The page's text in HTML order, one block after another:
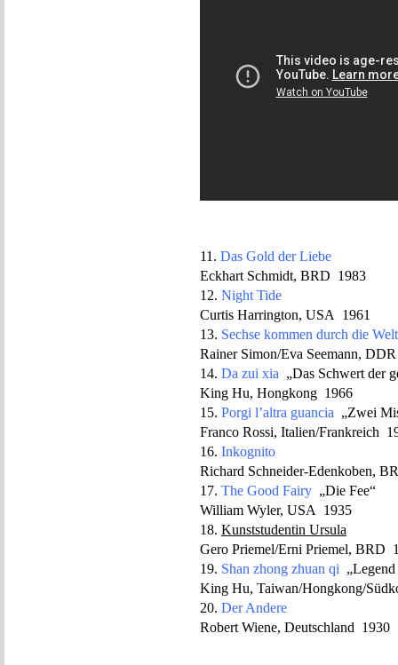
11. Das Gold der Liebe
Eckhart Schmidt, BRD 1983
12. Night Tide
Curtis Harrington, USA 1961
13. Sechse kommen durch die Welt
Rainer Simon/Eva Seemann,
14. Da zui xia „Das Schwert der
King Hu, Hongkong 1966
15. Porgi l’altra guancia „Zwei
Franco Rossi, Italien/Frankreich
16. Inkognito
Richard Schneider-Edenkoben,
17. The Good Fairy „Die Fee“
William Wyler, USA 1935
18. Kunststudentin Ursula
Gero Priemel/Erni Priemel, BRD
19. Shan zhong zhuan qi
King Hu, Taiwan/Hongkong/
20. Der Andere
Robert Wiene, Deutschland 1930